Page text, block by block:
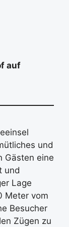
auf
und
Gästen eine
und
Lage
Meter vom
Besucher
Zügen zu